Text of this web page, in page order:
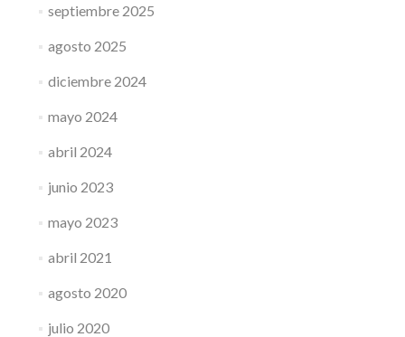
septiembre 2025
agosto 2025
diciembre 2024
mayo 2024
abril 2024
junio 2023
mayo 2023
abril 2021
agosto 2020
julio 2020